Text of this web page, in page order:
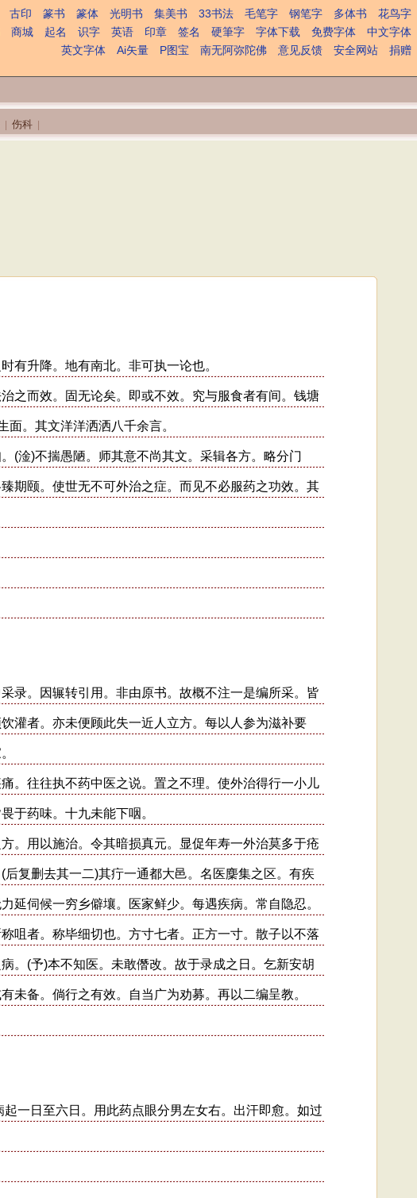
古印 篆书 篆体 光明书 集美书 33书法 毛笔字 钢笔字 多体书
花鸟字
商城 起名 识字 英语 印章 签名 硬筆字 字体下载 免费字体
中文字体
英文字体
Ai矢量 P图宝 南无阿弥陀佛 意见反馈 安全网站
捐赠
伤科